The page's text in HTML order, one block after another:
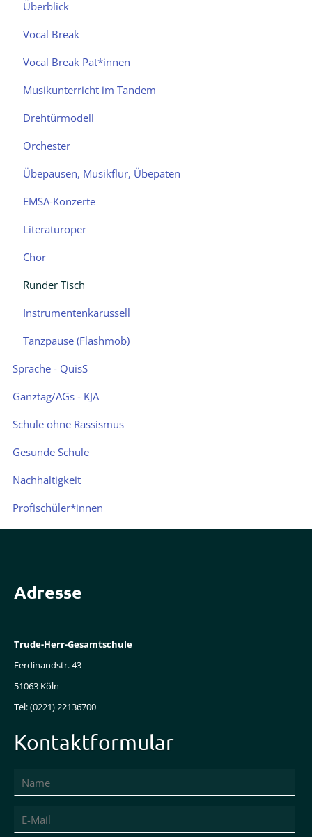
Talentschule
Musik
EMSA
Überblick
Vocal
Pat*innen
Musikunterricht
Drehtürmodell
Orchester
Übepausen,
Musikflur,
Übepaten
EMSA-
Konzerte
Literaturoper
Chor
Runder
(Flashmob)
-
Ganztag/AGs
Schule
Rassismus
Schule
Überblick
Vocal Break
Vocal Break Pat*innen
Musikunterricht im Tandem
Drehtürmodell
Orchester
Übepausen, Musikflur, Übepaten
EMSA-Konzerte
Literaturoper
Chor
Runder Tisch
Instrumentenkarussell
Tanzpause (Flashmob)
Sprache - QuisS
Ganztag/AGs - KJA
Schule ohne Rassismus
Gesunde Schule
Nachhaltigkeit
Profischüler*innen
Adresse
Trude-Herr-Gesamtschule
Ferdinandstr. 43
51063 Köln
Tel: (0221) 22136700
Kontaktformular